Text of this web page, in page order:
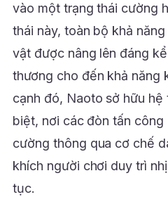
vào một trạng thái cường
thái này, toàn bộ khả
vật được nâng lên đáng
thương cho đến khả năng
cạnh đó, Naoto sở hữu
biệt, nơi các đòn tấn
cường thông qua cơ chế
khích người chơi duy trì
tục.